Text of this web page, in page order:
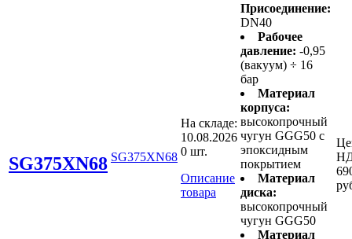
SG375XN68 SG375XN68
На складе:
10.08.2026
0 шт.
Описание
товара
Присоединение:
DN40
Рабочее
давление: -0,95
(вакуум) ÷ 16
бар
Материал
корпуса:
высокопрочный
чугун GGG50 с
эпоксидным
покрытием
Материал
диска:
высокопрочный
чугун GGG50
Материал